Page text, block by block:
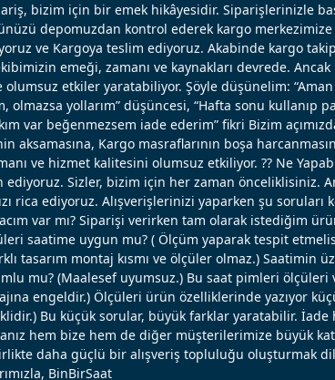
bizim için bir emek hikâyesidir. Siparişlerinizle
depomuzdan kontrol ederek kargo merkezimize
ve Kargoya teslim ediyoruz. Akabinde kargo
emeği, zamanı ve kaynakları devrede.
etkiler yaratabiliyor. Şöyle düşünelim: “Aman
olmazsa yollarım” düşüncesi, “Hafta sonu kullanıp
var beğenmezsem iade ederim” fikri Bizim
aksamasına, Kargo masraflarının boşa
ve hizmet kalitesini olumsuz etkiliyor. ?? Ne
Sizler, bizim için her zaman önceliklisiniz.
rica ediyoruz. Alışverişlerinizi yaparken şu soruları
var mı? Siparişi verirken tam olarak istediğim
saatime uygun mu? ( Ölçüm yaparak tespit
tasarım montaj kısmı ve ölçüler olmaz.) Saatimin
mu? (Maalesef uyumsuz.) Bu saat pimleri ölçüleri
engeldir.) Ölçüleri ürün özelliklerinde yazıyor
Bu küçük sorular, büyük farklar yaratabilir. İade
hem bize hem de diğer müşterilerimize büyük
daha güçlü bir alışveriş topluluğu oluşturmak
BinBirSaat